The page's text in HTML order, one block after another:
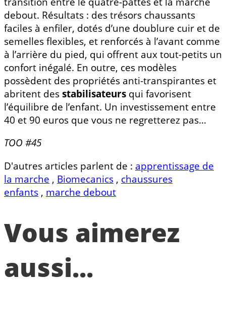
debout. Résultats : des trésors chaussants
faciles à enfiler, dotés d’une doublure cuir et de
semelles flexibles, et renforcés à l’avant comme
à l’arrière du pied, qui offrent aux tout-petits un
confort inégalé. En outre, ces modèles
possèdent des propriétés anti-transpirantes et
abritent desstabilisateurs qui favorisent
l’équilibre de l’enfant. Un investissement entre
40 et 90 euros que vous ne regretterez pas…
TOO #45
D'autres articles parlent de : apprentissage de
la marche , Biomecanics , chaussures
enfants , marche debout
Vous aimerez
aussi...